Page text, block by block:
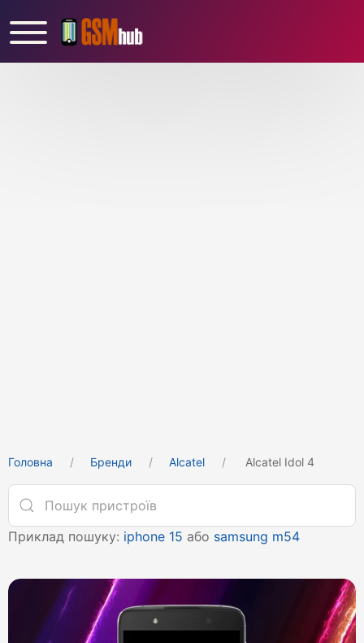
Головна Бренди Alcatel Alcatel Idol 4
Приклад пошуку: iphone 15 або samsung m54